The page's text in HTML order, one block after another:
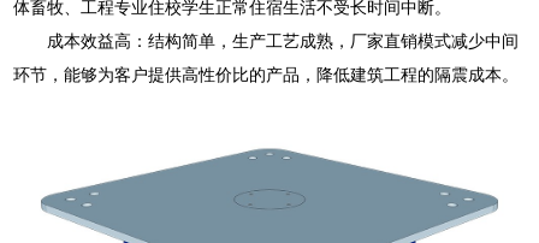
体畜牧、工程专业住校学生正常住宿生活不受长时间中断。
成本效益高：结构简单，生产工艺成熟，厂家直销模式减少中间
环节，能够为客户提供高性价比的产品，降低建筑工程的隔震成本。